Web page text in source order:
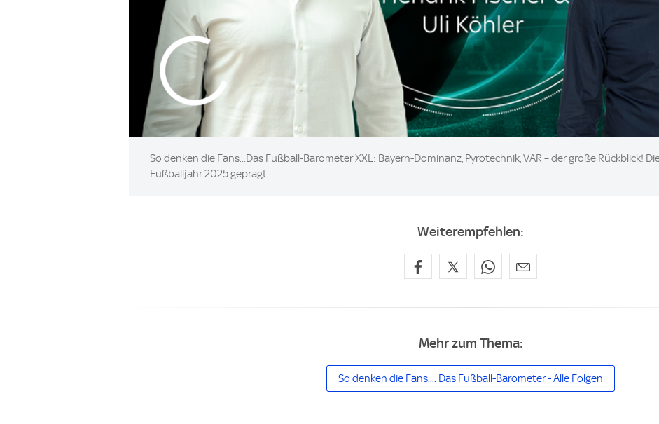
So denken die Fans...Das Fußball-Barometer XXL: Bayern-Dominanz, Pyrotechnik, VAR – der große Rückblick!
Fußballjahr 2025 geprägt.
Weiterempfehlen:
Mehr zum Thema:
So denken die Fans.... Das Fußball-Barometer - Alle Folgen